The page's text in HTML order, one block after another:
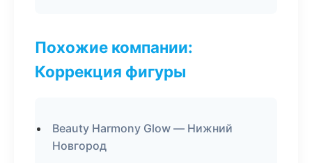
Похожие компании:
Коррекция фигуры
Beauty Harmony Glow — Нижний
Новгород